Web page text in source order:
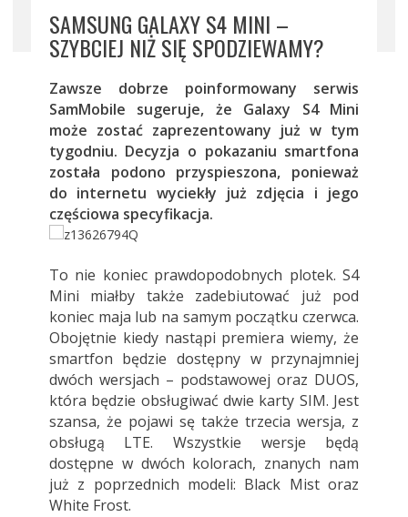
SAMSUNG GALAXY S4 MINI –
SZYBCIEJ NIŻ SIĘ SPODZIEWAMY?
Zawsze dobrze poinformowany serwis
SamMobile sugeruje, że Galaxy S4 Mini
może zostać zaprezentowany już w tym
tygodniu. Decyzja o pokazaniu smartfona
została podono przyspieszona, ponieważ
do internetu wyciekły już zdjęcia i jego
częściowa specyfikacja.
To nie koniec prawdopodobnych plotek. S4
Mini miałby także zadebiutować już pod
koniec maja lub na samym początku czerwca.
Obojętnie kiedy nastąpi premiera wiemy, że
smartfon będzie dostępny w przynajmniej
dwóch wersjach – podstawowej oraz DUOS,
która będzie obsługiwać dwie karty SIM. Jest
szansa, że pojawi sę także trzecia wersja, z
obsługą LTE. Wszystkie wersje będą
dostępne w dwóch kolorach, znanych nam
już z poprzednich modeli: Black Mist oraz
White Frost.